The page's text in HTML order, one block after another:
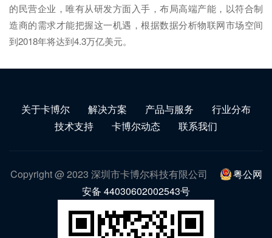
的民营企业，唯有从研发方面入手，布局高端产能，以符合制
造商的需求才能把握这一机遇，根据数据分析物联网市场空间
到2018年将达到4.3万亿美元。
关于卡博尔 解决方案 产品与服务
行业分布
技术支持
卡博尔动态 联系我们
Copyright @ 2023 深圳市卡博尔科技有限公司
粤公网
安备 44030602002543号